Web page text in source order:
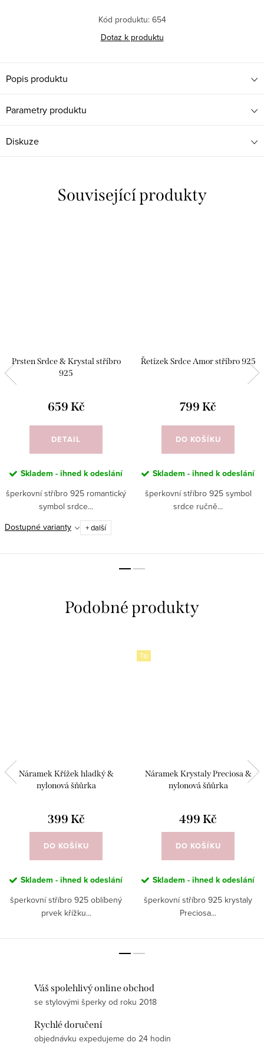
Kód produktu: 654
Dotaz k produktu
Popis produktu
Parametry produktu
Diskuze
Související produkty
Prsten Srdce & Krystal stříbro
925
659 Kč
DETAIL
Skladem - ihned k odeslání
šperkovní stříbro 925 romantický
symbol srdce...
Dostupné varianty
+ další
Řetízek Srdce Amor stříbro 925
799 Kč
DO KOŠÍKU
Skladem - ihned k odeslání
šperkovní stříbro 925 symbol
srdce ručně...
Náramek Křížek hladký &
nylonová šňůrka
399 Kč
DO KOŠÍKU
Skladem - ihned k odeslání
šperkovní stříbro 925 oblíbený
prvek křížku...
Tip
Náramek Krystaly Preciosa &
nylonová šňůrka
499 Kč
DO KOŠÍKU
Skladem - ihned k odeslání
šperkovní stříbro 925 krystaly
Preciosa...
Váš spolehlivý online obchod
se stylovými šperky od roku 2018
Rychlé doručení
objednávku expedujeme do 24 hodin